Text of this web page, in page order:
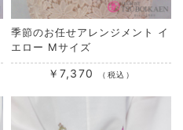
季節のお任せアレンジメント イ
エロー Mサイズ
￥7,370 （税込）